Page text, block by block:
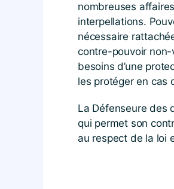
nombreuses
interpellations.
nécessaire
contre-pouvoir non-
besoins d’une
les protéger en cas
La Défenseure des
qui permet son
au respect de la loi